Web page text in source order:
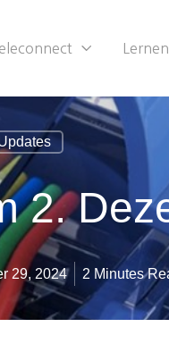
Lernen
2.
29, 2024 2 Minutes